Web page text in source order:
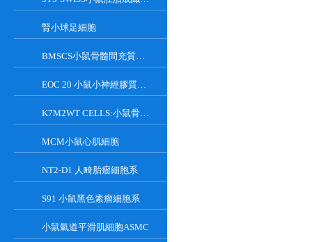
腎小球足細胞
BMSCS小鼠骨髓間充質干細胞
EOC 20 小鼠小神經膠質細胞系
K7M2WT CELLS:小鼠骨肉瘤成骨細胞系
MCM小鼠心肌細胞
NT2-D1 人畸胎瘤細胞系
S91 小鼠黑色素瘤細胞系
小鼠氣道平滑肌細胞ASMC